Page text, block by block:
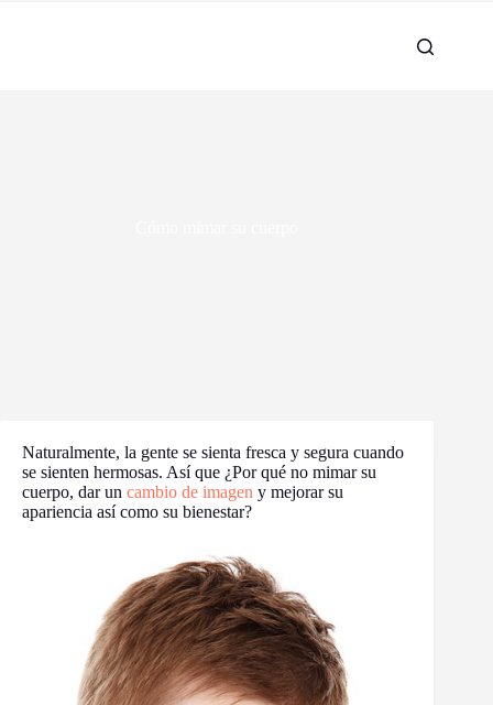
Naturalmente, la gente se sienta fresca y segura cuando
se sienten hermosas. Así que ¿Por qué no mimar su
cuerpo, dar un cambio de imagen y mejorar su
apariencia así como su bienestar?